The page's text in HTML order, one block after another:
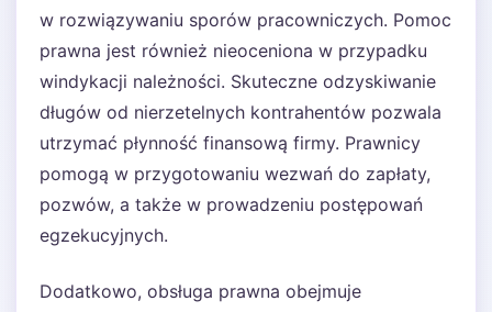
w rozwiązywaniu sporów pracowniczych. Pomoc
prawna jest również nieoceniona w przypadku
windykacji należności. Skuteczne odzyskiwanie
długów od nierzetelnych kontrahentów pozwala
utrzymać płynność finansową firmy. Prawnicy
pomogą w przygotowaniu wezwań do zapłaty,
pozwów, a także w prowadzeniu postępowań
egzekucyjnych.
Dodatkowo, obsługa prawna obejmuje